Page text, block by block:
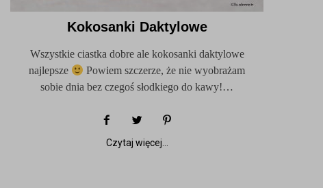
Kokosanki Daktylowe
Wszystkie ciastka dobre ale kokosanki daktylowe
najlepsze
Powiem szczerze, że nie wyobrażam
sobie dnia bez czegoś słodkiego do kawy!…
Czytaj więcej...